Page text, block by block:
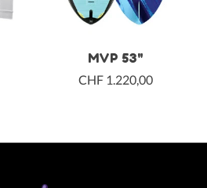
MVP 53"
CHF 1.220,00